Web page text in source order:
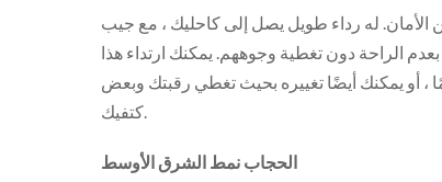
الأمان. له رداء طويل يصل إلى كاحليك ، مع جيب
الراحة دون تغطية وجوههم. يمكنك ارتداء هذا
أو يمكنك أيضًا تغييره بحيث تغطي رقبتك وبعض
الحجاب نمط الشرق الأوسط